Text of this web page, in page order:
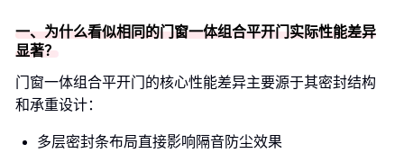
一、为什么看似相同的门窗一体组合平开门实际性能差异
显著？
门窗一体组合平开门的核心性能差异主要源于其密封结构
和承重设计：
多层密封条布局直接影响隔音防尘效果